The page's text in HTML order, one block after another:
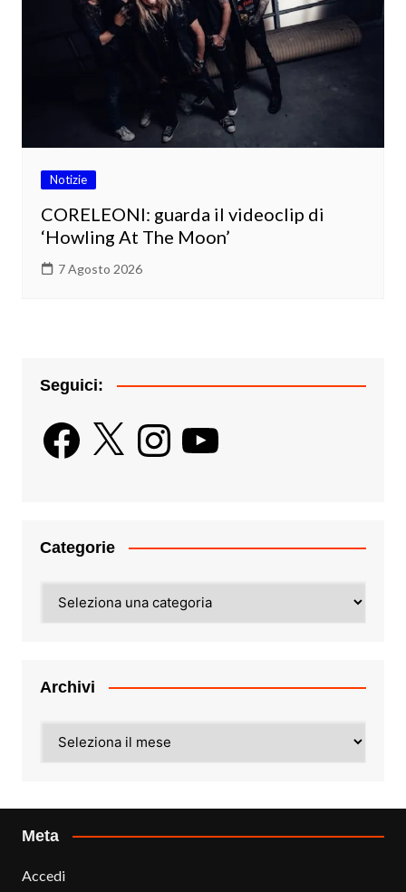
Notizie
CORELEONI: guarda il videoclip di
‘Howling At The Moon’
7 Agosto 2026
Seguici:
Facebook
X InstagramYouTube
Categorie
Archivi
Meta
Accedi